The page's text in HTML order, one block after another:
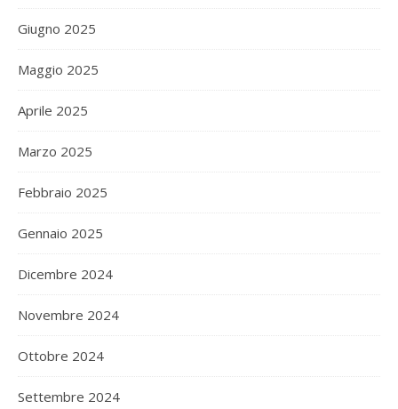
Giugno 2025
Maggio 2025
Aprile 2025
Marzo 2025
Febbraio 2025
Gennaio 2025
Dicembre 2024
Novembre 2024
Ottobre 2024
Settembre 2024